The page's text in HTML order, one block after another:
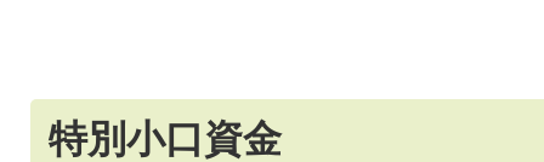
特別小口資金